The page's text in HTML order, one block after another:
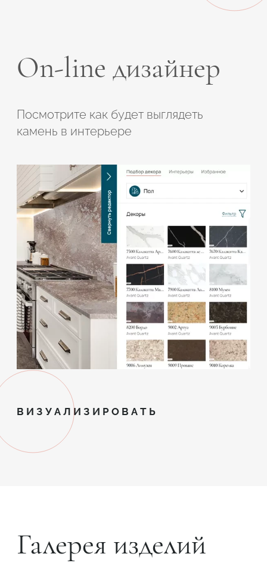
On-line дизайнер
Посмотрите как будет выглядеть
камень в интерьере
ВИЗУАЛИЗИРОВАТЬ
Галерея изделий